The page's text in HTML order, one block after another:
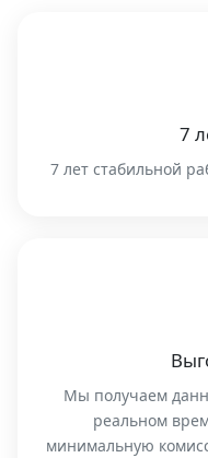
7
7 лет стабильной
Мы получаем
реальном
минимальную